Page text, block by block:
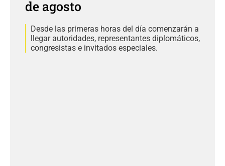
de agosto
Desde las primeras horas del día comenzarán a
llegar autoridades, representantes diplomáticos,
congresistas e invitados especiales.